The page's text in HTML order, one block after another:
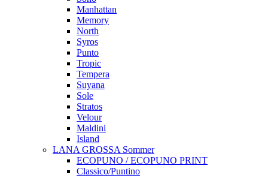
Manhattan
Memory
North
Syros
Punto
Tropic
Tempera
Suyana
Sole
Stratos
Velour
Maldini
Island
LANA GROSSA Sommer
ECOPUNO / ECOPUNO PRINT
Classico/Puntino